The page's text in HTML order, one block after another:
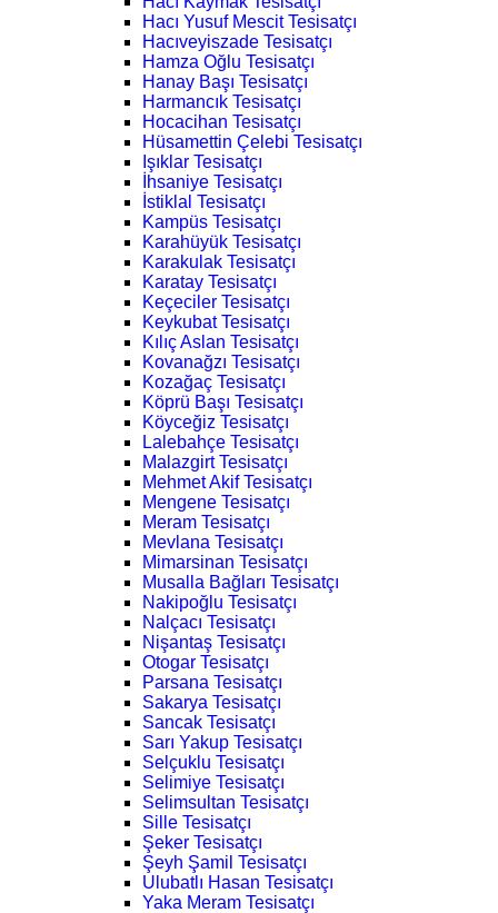
Hacı Yusuf Mescit Tesisatçı
Hacıveyiszade Tesisatçı
Hamza Oğlu Tesisatçı
Hanay Başı Tesisatçı
Harmancık Tesisatçı
Hocacihan Tesisatçı
Hüsamettin Çelebi Tesisatçı
Işıklar Tesisatçı
İhsaniye Tesisatçı
İstiklal Tesisatçı
Kampüs Tesisatçı
Karahüyük Tesisatçı
Karakulak Tesisatçı
Karatay Tesisatçı
Keçeciler Tesisatçı
Keykubat Tesisatçı
Kılıç Aslan Tesisatçı
Kovanağzı Tesisatçı
Kozağaç Tesisatçı
Köprü Başı Tesisatçı
Köyceğiz Tesisatçı
Lalebahçe Tesisatçı
Malazgirt Tesisatçı
Mehmet Akif Tesisatçı
Mengene Tesisatçı
Meram Tesisatçı
Mevlana Tesisatçı
Mimarsinan Tesisatçı
Musalla Bağları Tesisatçı
Nakipoğlu Tesisatçı
Nalçacı Tesisatçı
Nişantaş Tesisatçı
Otogar Tesisatçı
Parsana Tesisatçı
Sakarya Tesisatçı
Sancak Tesisatçı
Sarı Yakup Tesisatçı
Selçuklu Tesisatçı
Selimiye Tesisatçı
Selimsultan Tesisatçı
Sille Tesisatçı
Şeker Tesisatçı
Şeyh Şamil Tesisatçı
Ulubatlı Hasan Tesisatçı
Yaka Meram Tesisatçı